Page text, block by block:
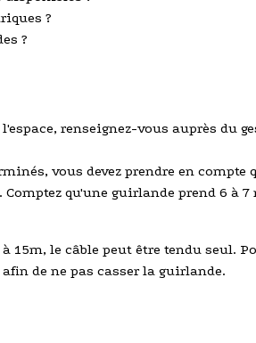
?
?
renseignez-vous auprès du
vous devez prendre en
qu'une guirlande prend 6 à 7
le câble peut être tendu seul.
de ne pas casser la guirlande.